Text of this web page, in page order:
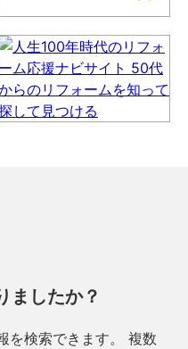
ましたか？
を検索できます。 複数